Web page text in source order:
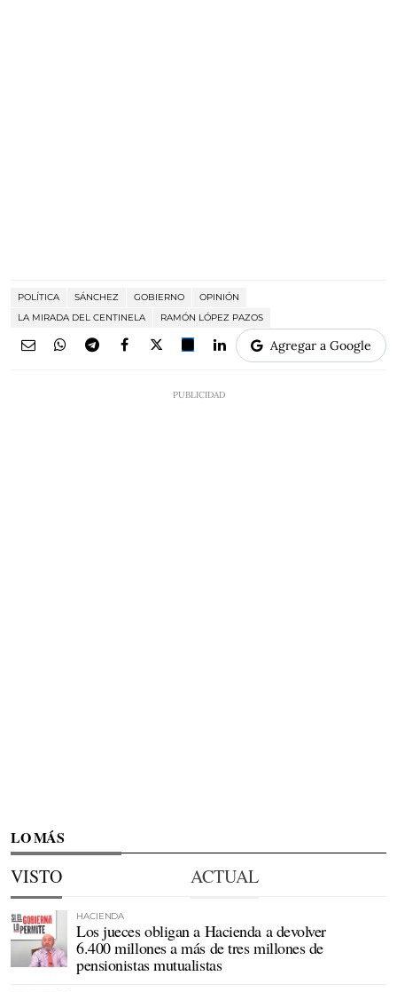
POLÍTICA SÁNCHEZ GOBIERNO
OPINIÓN
LA MIRADA DEL CENTINELA
RAMÓN LÓPEZ PAZOS
Agregar a Google
LO MÁS
VISTO ACTUAL
HACIENDA
Los jueces obligan a Hacienda a devolver
6.400 millones a más de tres millones de
pensionistas mutualistas